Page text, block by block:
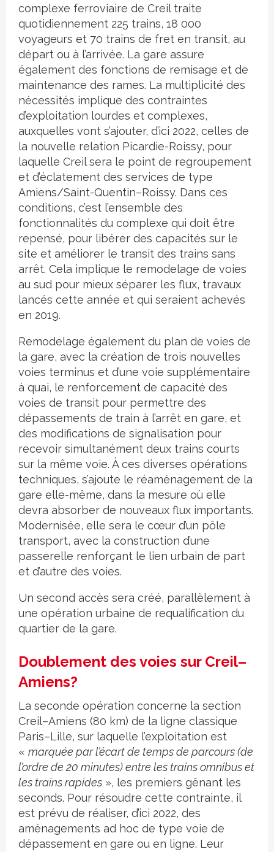
complexe ferroviaire de Creil traite
quotidiennement 225 trains, 18 000
voyageurs et 70 trains de fret en transit, au
départ ou à l’arrivée. La gare assure
également des fonctions de remisage et de
maintenance des rames. La multiplicité des
nécessités implique des contraintes
d’exploitation lourdes et complexes,
auxquelles vont s’ajouter, d’ici 2022, celles de
la nouvelle relation Picardie-Roissy, pour
laquelle Creil sera le point de regroupement
et d’éclatement des services de type
Amiens/Saint-Quentin–Roissy. Dans ces
conditions, c’est l’ensemble des
fonctionnalités du complexe qui doit être
repensé, pour libérer des capacités sur le
site et améliorer le transit des trains sans
arrêt. Cela implique le remodelage de voies
au sud pour mieux séparer les flux, travaux
lancés cette année et qui seraient achevés
en 2019.
Remodelage également du plan de voies de
la gare, avec la création de trois nouvelles
voies terminus et d’une voie supplémentaire
à quai, le renforcement de capacité des
voies de transit pour permettre des
dépassements de train à l’arrêt en gare, et
des modifications de signalisation pour
recevoir simultanément deux trains courts
sur la même voie. À ces diverses opérations
techniques, s’ajoute le réaménagement de la
gare elle-même, dans la mesure où elle
devra absorber de nouveaux flux importants.
Modernisée, elle sera le cœur d’un pôle
transport, avec la construction d’une
passerelle renforçant le lien urbain de part
et d’autre des voies.
Un second accès sera créé, parallèlement à
une opération urbaine de requalification du
quartier de la gare.
Doublement des voies sur Creil–
Amiens?
La seconde opération concerne la section
Creil–Amiens (80 km) de la ligne classique
Paris–Lille, sur laquelle l’exploitation est
« marquée par l’écart de temps de parcours (de
l’ordre de 20 minutes) entre les trains omnibus et
les trains rapides », les premiers gênant les
seconds. Pour résoudre cette contrainte, il
est prévu de réaliser, d’ici 2022, des
aménagements ad hoc de type voie de
dépassement en gare ou en ligne. Leur